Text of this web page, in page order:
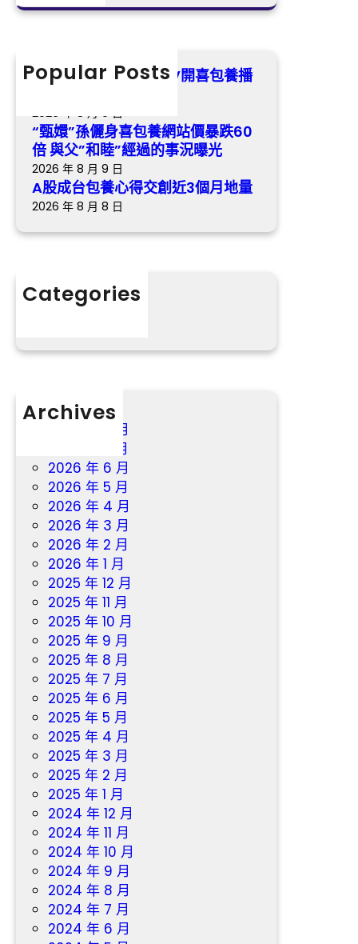
悲
暴
過
a
h
Popular Posts
《最美的時間》樂視TV開喜包養播
2026 年 8 月 9 日
“甄嬛”孫儷身喜包養網站價暴跌60
倍 與父”和睦”經過的事況曝光
2026 年 8 月 9 日
A股成台包養心得交創近3個月地量
2026 年 8 月 8 日
Categories
Archives
2026 年 8 月
2026 年 7 月
2026 年 6 月
2026 年 5 月
2026 年 4 月
2026 年 3 月
2026 年 2 月
2026 年 1 月
2025 年 12 月
2025 年 11 月
2025 年 10 月
2025 年 9 月
2025 年 8 月
2025 年 7 月
2025 年 6 月
2025 年 5 月
2025 年 4 月
2025 年 3 月
2025 年 2 月
2025 年 1 月
2024 年 12 月
2024 年 11 月
2024 年 10 月
2024 年 9 月
2024 年 8 月
2024 年 7 月
2024 年 6 月